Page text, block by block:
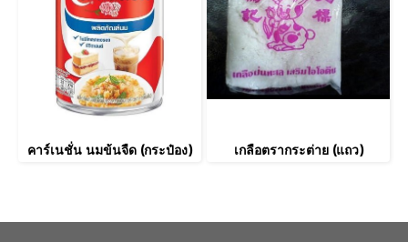
คาร์เนชั่น นมข้นจืด (กระป๋อง) เกลือตรากระต่าย (แถว)